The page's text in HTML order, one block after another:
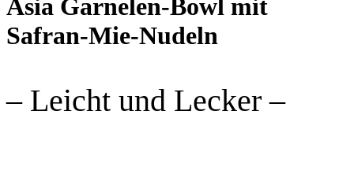
Asia Garnelen-Bowl mit
Safran-Mie-Nudeln
– Leicht und Lecker –